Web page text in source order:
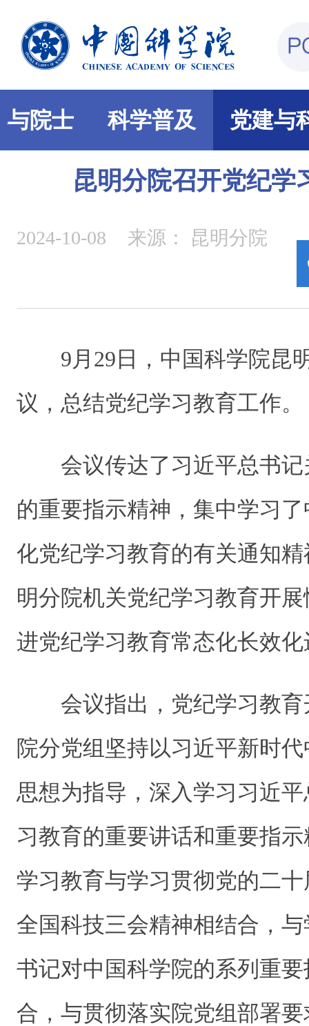
与院士 科学普及 党建与
昆明分院召开党纪学
2024-10-08 来源： 昆明分院
9月29日，中国科学院昆
议，总结党纪学习教育工作。
会议传达了习近平总书
的重要指示精神，集中学习
化党纪学习教育的有关通知
明分院机关党纪学习教育开
进党纪学习教育常态化长效
会议指出，党纪学习教
院分党组坚持以习近平新时
思想为指导，深入学习习近
习教育的重要讲话和重要指
学习教育与学习贯彻党的二
全国科技三会精神相结合，
书记对中国科学院的系列重
合，与贯彻落实院党组部署